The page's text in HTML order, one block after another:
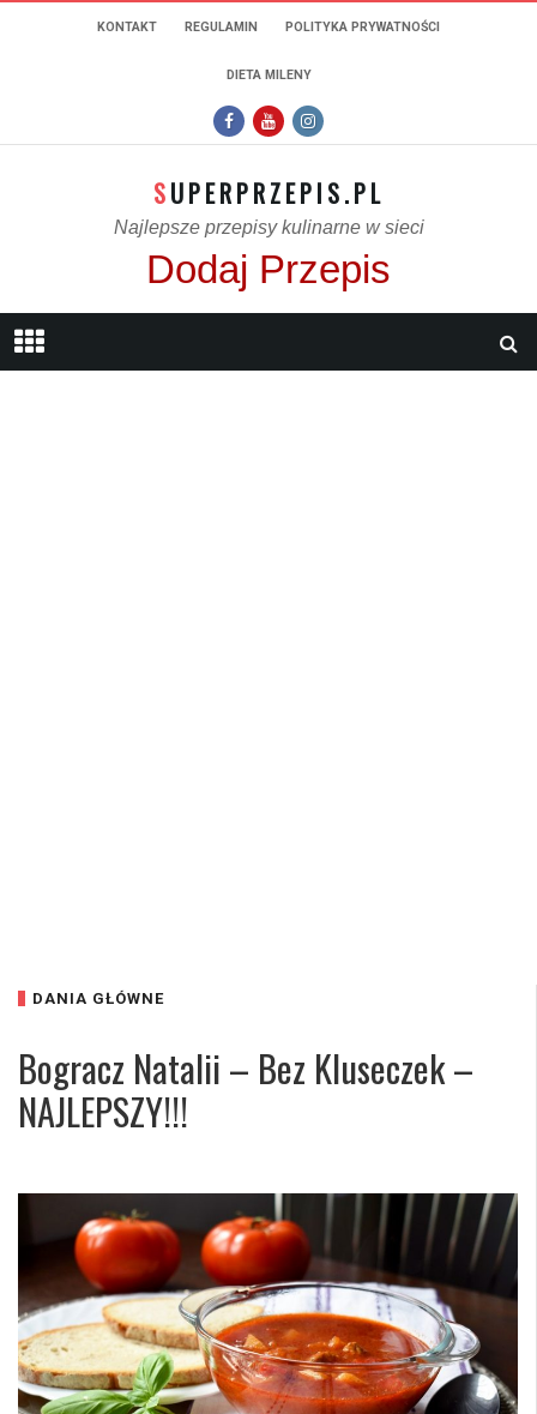
KONTAKT REGULAMIN POLITYKA PRYWATNOŚCI
DIETA MILENY
SUPERPRZEPIS.PL
Najlepsze przepisy kulinarne w sieci
Dodaj Przepis
DANIA GŁÓWNE
Bogracz Natalii – Bez Kluseczek –
NAJLEPSZY!!!